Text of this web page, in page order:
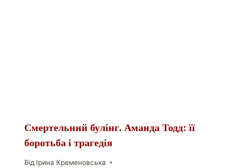
Смертельний булінг. Аманда Тодд: її
боротьба і трагедія
Від Ірина Кременовська